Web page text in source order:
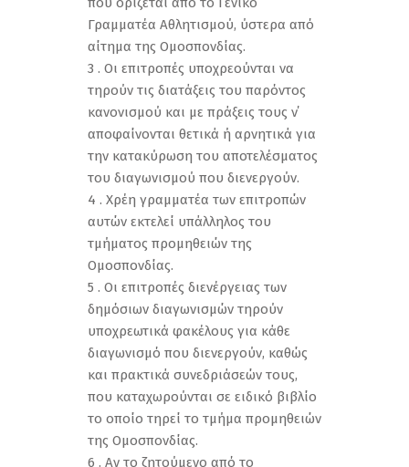
Γραμματέα Αθλητισμού, ύστερα από
αίτημα της Ομοσπονδίας.
3 . Οι επιτροπές υποχρεούνται να
τηρούν τις διατάξεις του παρόντος
κανονισμού και με πράξεις τους ν΄
αποφαίνονται θετικά ή αρνητικά για
την κατακύρωση του αποτελέσματος
του διαγωνισμού που διενεργούν.
4 . Χρέη γραμματέα των επιτροπών
αυτών εκτελεί υπάλληλος του
τμήματος προμηθειών της
Ομοσπονδίας.
5 . Οι επιτροπές διενέργειας των
δημόσιων διαγωνισμών τηρούν
υποχρεωτικά φακέλους για κάθε
διαγωνισμό που διενεργούν, καθώς
και πρακτικά συνεδριάσεών τους,
που καταχωρούνται σε ειδικό βιβλίο
το οποίο τηρεί το τμήμα προμηθειών
της Ομοσπονδίας.
6 . Αν το ζητούμενο από το